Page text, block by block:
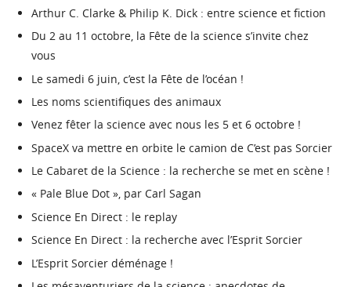
Arthur C. Clarke & Philip K. Dick : entre science et fiction
Du 2 au 11 octobre, la Fête de la science s’invite chez
vous
Le samedi 6 juin, c’est la Fête de l’océan !
Les noms scientifiques des animaux
Venez fêter la science avec nous les 5 et 6 octobre !
SpaceX va mettre en orbite le camion de C’est pas Sorcier
Le Cabaret de la Science : la recherche se met en scène !
« Pale Blue Dot », par Carl Sagan
Science En Direct : le replay
Science En Direct : la recherche avec l’Esprit Sorcier
L’Esprit Sorcier déménage !